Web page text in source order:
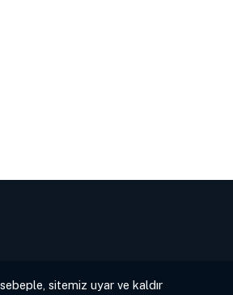
sitemiz uyar ve kaldır